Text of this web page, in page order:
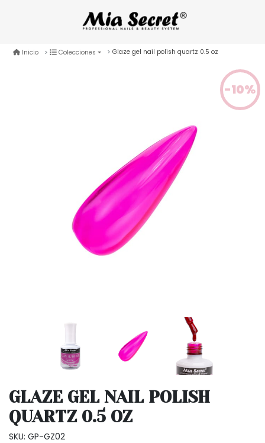
Inicio Colecciones Glaze gel nail polish quartz 0.5 oz
-10%
GLAZE GEL NAIL POLISH
QUARTZ 0.5 OZ
SKU: GP-GZ02